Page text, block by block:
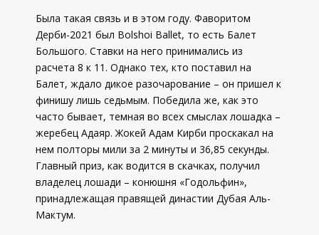
Была такая связь и в этом году. Фаворитом
Дерби-2021 был Bolshoi Ballet, то есть Балет
Большого. Ставки на него принимались из
расчета 8 к 11. Однако тех, кто поставил на
Балет, ждало дикое разочарование – он пришел к
финишу лишь седьмым. Победила же, как это
часто бывает, темная во всех смыслах лошадка –
жеребец Адаяр. Жокей Адам Кирби проскакал на
нем полторы мили за 2 минуты и 36,85 секунды.
Главный приз, как водится в скачках, получил
владелец лошади – конюшня «Годольфин»,
принадлежащая правящей династии Дубая Аль-
Мактум.